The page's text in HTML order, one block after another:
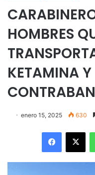
HOMBRES
KETAMINA Y
enero 15, 2025 630
Facebook
X